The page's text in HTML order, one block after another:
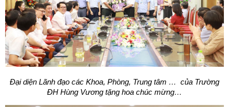
Đại diện Lãnh đạo các Khoa, Phòng, Trung tâm … của Trường
ĐH Hùng Vương tặng hoa chúc mừng…